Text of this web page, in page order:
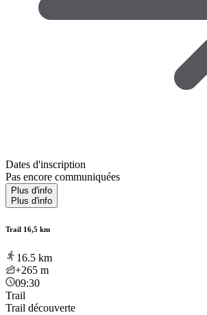
Dates d'inscription
Pas encore communiquées
Plus d'info
Plus d'info
Trail 16,5 km
16.5 km
+265 m
09:30
Trail
Trail découverte